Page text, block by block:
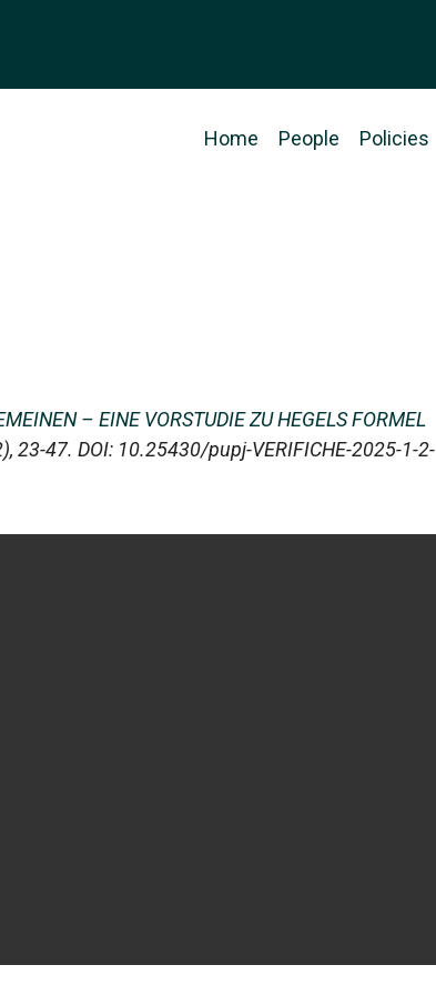
Main
Home People Policies
– EINE VORSTUDIE ZU HEGELS FORMEL
23-47. DOI: 10.25430/pupj-VERIFICHE-2025-1-2-